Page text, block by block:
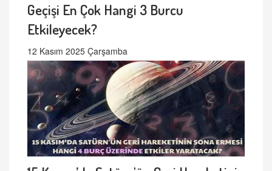
Geçişi En Çok Hangi 3 Burcu
Etkileyecek?
12 Kasım 2025 Çarşamba